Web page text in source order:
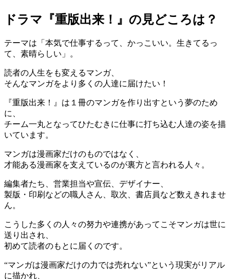
ドラマ『重版出来！』の見どころは？
テーマは「本気で仕事するって、かっこいい。生きてるっ
て、素晴らしい」。
読者の人生をも変えるマンガ、
そんなマンガをより多くの人達に届けたい！
『重版出来！』は１冊のマンガを作り出すという夢のため
に、
チーム一丸となってひたむきに仕事に打ち込む人達の姿を描
いています。
マンガは漫画家だけのものではなく、
才能ある漫画家を支えているのが裏方と言われる人々。
編集者たち、営業担当や宣伝、デザイナー、
製版・印刷などの職人さん、取次、書店員など数えきれませ
ん。
こうした多くの人々の努力や連携があってこそマンガは世に
送り出され、
初めて読者のもとに届くのです。
“マンガは漫画家だけの力では売れない”という現実がリアル
に描かれ、